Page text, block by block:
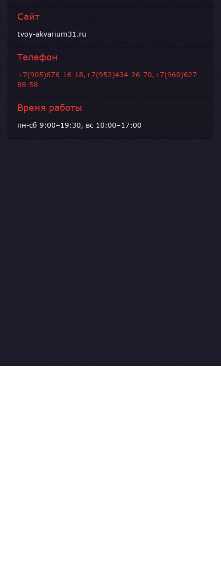
Сайт
tvoy-akvarium31.ru
Телефон
+7(905)676-16-18,+7(952)434-26-70,+7(960)627-
88-58
Время работы
пн-сб 9:00–19:30, вс 10:00–17:00